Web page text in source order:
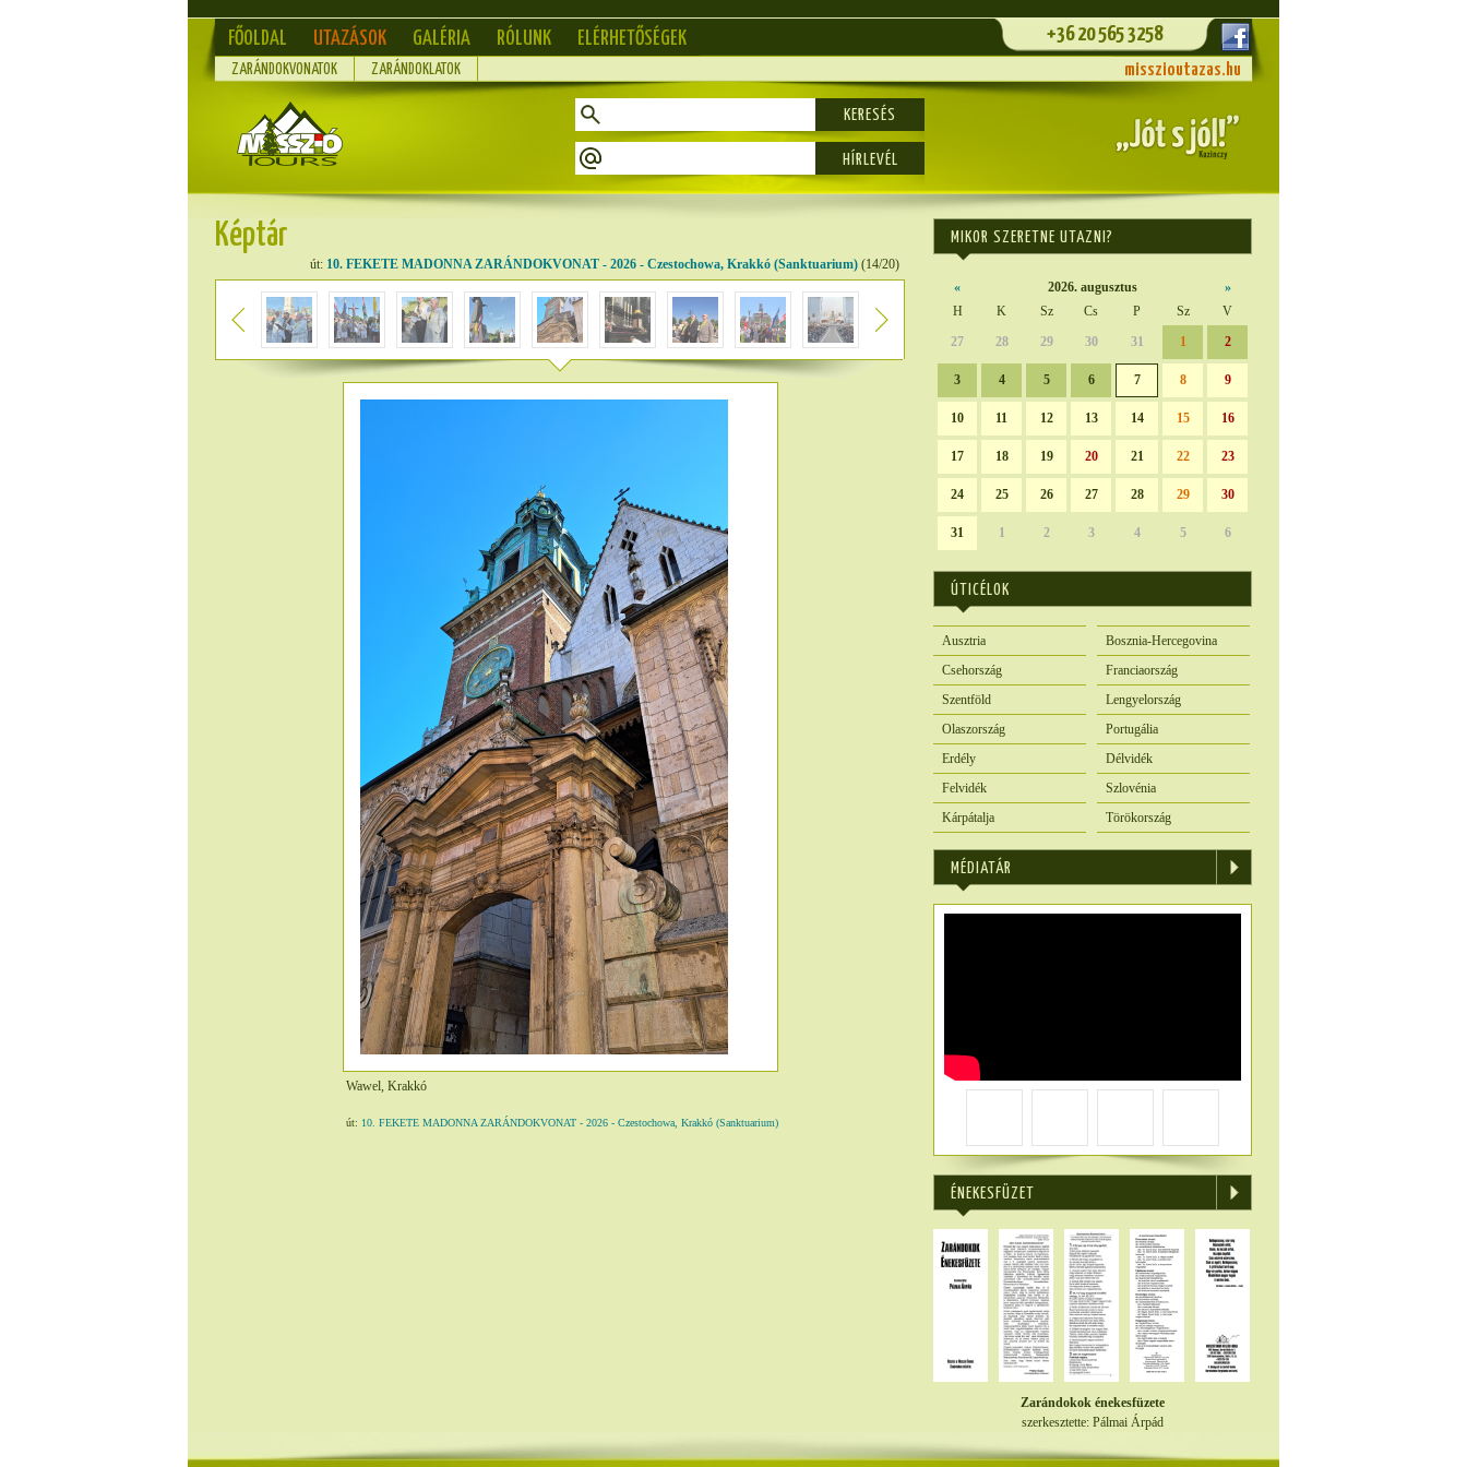
FŐOLDAL UTAZÁSOK GALÉRIA RÓLUNK ELÉRHETŐSÉGEK +36 20 565 3258
ZARÁNDOKVONATOK ZARÁNDOKLATOK misszioutazas.hu
KERESÉS
Képtár
út: 10. FEKETE MADONNA ZARÁNDOKVONAT - 2026 - Czestochowa, Krakkó (Sanktuarium) (14/20)
Wawel, Krakkó
út: 10. FEKETE MADONNA ZARÁNDOKVONAT - 2026 - Czestochowa, Krakkó (Sanktuarium)
MIKOR SZERETNE UTAZNI?
« 2026. augusztus
»
H
K Sz Cs P Sz
V
27
28 29 30 31 1 2
3 4 5 6 7 8 9
10 11 12 13 14 15 16
17 18 19 20 21 22 23
24 25 26 27 28 29 30
31 1 2 3 4 5 6
ÚTICÉLOK
Ausztria
Bosznia-Hercegovina
Csehország
Franciaország
Szentföld
Lengyelország
Olaszország
Portugália
Erdély
Délvidék
Felvidék
Szlovénia
Kárpátalja
Törökország
MÉDIATÁR
ÉNEKESFÜZET
Zarándokok énekesfüzete
szerkesztette: Pálmai Árpád